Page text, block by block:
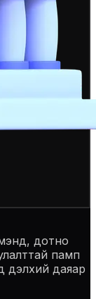
дотно
памп
дэлхий даяар